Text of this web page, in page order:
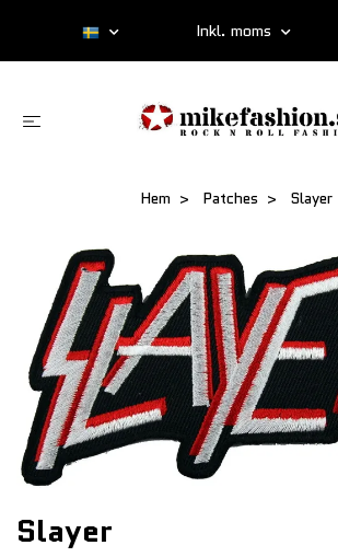
Inkl. moms
Hem Patches Slayer
Slayer